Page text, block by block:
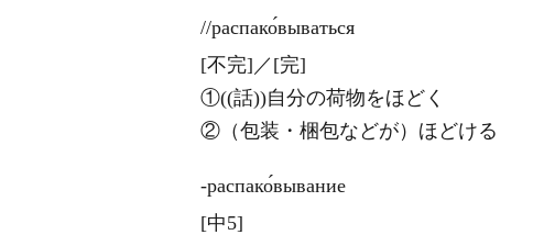
//распако́вываться
[不完]／[完]
①((話))自分の荷物をほどく
②（包装・梱包などが）ほどける
‐распако́вывание
[中5]